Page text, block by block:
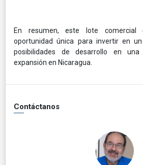
En resumen, este lote
oportunidad única para invertir en
posibilidades de desarrollo en
expansión en Nicaragua.
Contáctanos